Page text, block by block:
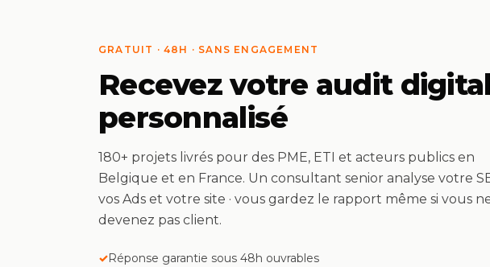
GRATUIT · 48H · SANS ENGAGEMENT
Recevez votre audit digital
personnalisé
180+ projets livrés pour des PME, ETI et acteurs publics en
Belgique et en France. Un consultant senior analyse votre
vos Ads et votre site · vous gardez le rapport même si vous
devenez pas client.
Réponse garantie sous 48h ouvrables